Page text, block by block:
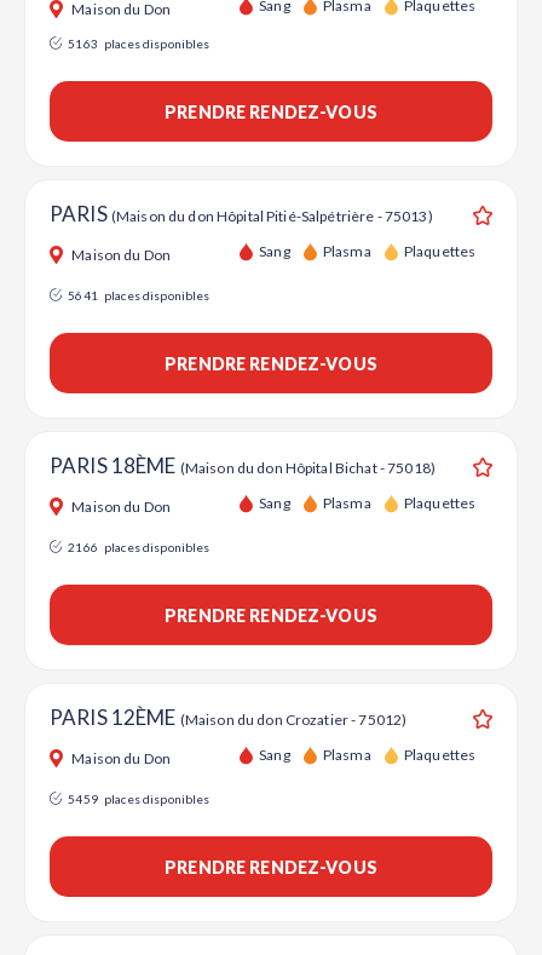
Maison du Don Sang Plasma Plaquettes
5163 places disponibles
PRENDRE RENDEZ-VOUS
PARIS (Maison du don Hôpital Pitié-Salpétrière - 75013)
Maison du Don Sang Plasma Plaquettes
5641 places disponibles
PRENDRE RENDEZ-VOUS
PARIS 18ÈME (Maison du don Hôpital Bichat - 75018)
Maison du Don Sang Plasma Plaquettes
2166 places disponibles
PRENDRE RENDEZ-VOUS
PARIS 12ÈME (Maison du don Crozatier - 75012)
Maison du Don Sang Plasma Plaquettes
5459 places disponibles
PRENDRE RENDEZ-VOUS